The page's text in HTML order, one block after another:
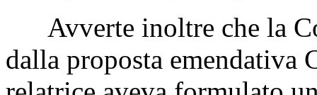
Avverte inoltre che la
dalla proposta emendativa